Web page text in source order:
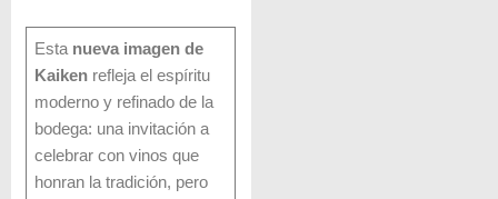
Esta nueva imagen de
Kaiken refleja el espíritu
moderno y refinado de la
bodega: una invitación a
celebrar con vinos que
honran la tradición, pero